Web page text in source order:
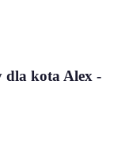
dla kota Alex -